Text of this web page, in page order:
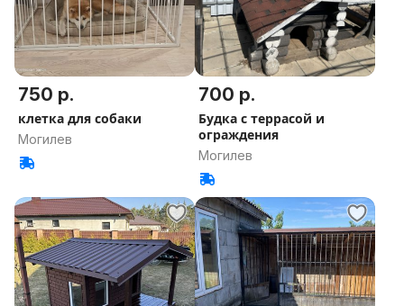
750 р.
клетка для собаки
Могилев
700 р.
Будка с террасой и
ограждения
Могилев